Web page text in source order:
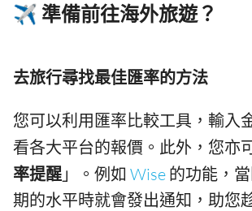
✈️ 準備前往海外旅遊？
去旅行尋找最佳匯率的方法
您可以利用匯率比較工具，輸入
看各大平台的報價。此外，您亦
率提醒 」。例如 Wise 的功能，
期的水平時就會發出通知，助您